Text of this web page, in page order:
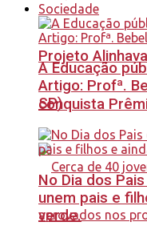
Projeto
conquista
Sociedade
A Educação
Artigo: Profª.
SP)
No Dia dos
unem pais e
verde.